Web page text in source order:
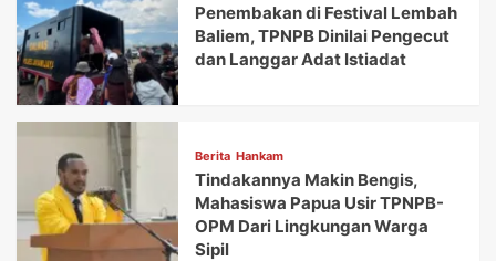
Penembakan di Festival Lembah
Baliem, TPNPB Dinilai Pengecut
dan Langgar Adat Istiadat
Berita Hankam
Tindakannya Makin Bengis,
Mahasiswa Papua Usir TPNPB-
OPM Dari Lingkungan Warga
Sipil